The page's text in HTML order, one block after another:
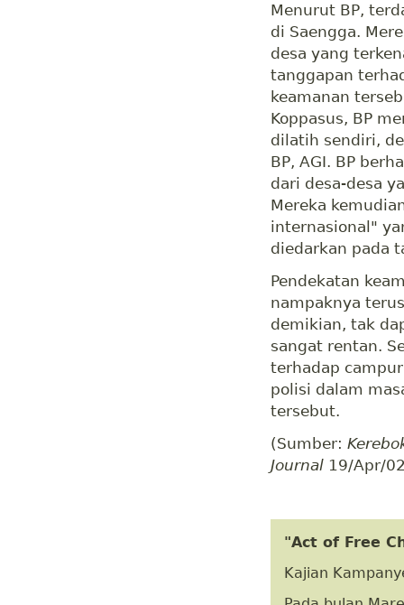
Menurut BP,
di Saengga.
desa yang
tanggapan
keamanan
Koppasus, BP
dilatih sendiri,
BP, AGI. BP
dari desa-desa
Mereka
internasional"
diedarkan pada
Pendekatan
nampaknya
demikian, tak
sangat rentan.
terhadap
polisi dalam
tersebut.
(Sumber:
Journal 19/Apr/
"Act of Free
Kajian